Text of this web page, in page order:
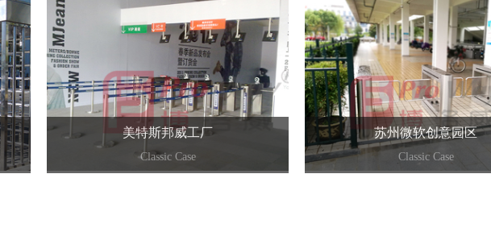
+ +
美特斯邦威工厂
Classic Case
苏州微软创意园区
Classic Case